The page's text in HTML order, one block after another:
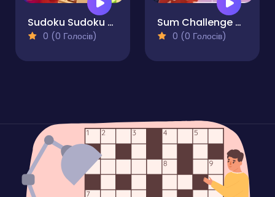
Sudoku Sudoku Online
0 (0 Голосів)
Sum Challenge Number Grid
0 (0 Голосів)